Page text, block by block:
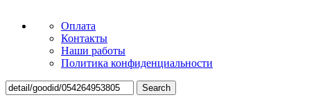
Оплата
Контакты
Наши работы
Политика конфиденциальности
Search